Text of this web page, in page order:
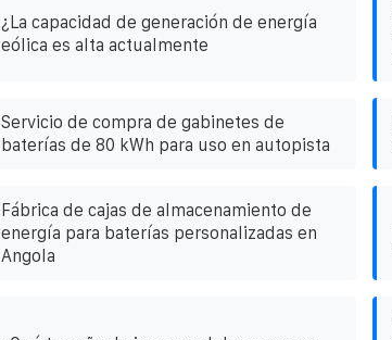
¿La capacidad de generación de energía
eólica es alta actualmente
Servicio de compra de gabinetes de
baterías de 80 kWh para uso en autopista
Fábrica de cajas de almacenamiento de
energía para baterías personalizadas en
Angola